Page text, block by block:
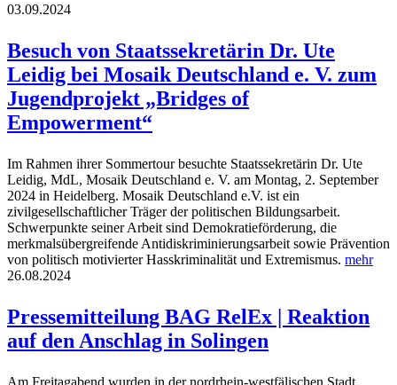
03.09.2024
Besuch von Staatssekretärin Dr. Ute
Leidig bei Mosaik Deutschland e. V. zum
Jugendprojekt „Bridges of
Empowerment“
Im Rahmen ihrer Sommertour besuchte Staatssekretärin Dr. Ute
Leidig, MdL, Mosaik Deutschland e. V. am Montag, 2. September
2024 in Heidelberg. Mosaik Deutschland e.V. ist ein
zivilgesellschaftlicher Träger der politischen Bildungsarbeit.
Schwerpunkte seiner Arbeit sind Demokratieförderung, die
merkmalsübergreifende Antidiskriminierungsarbeit sowie Prävention
von politisch motivierter Hasskriminalität und Extremismus. mehr
26.08.2024
Pressemitteilung BAG RelEx | Reaktion
auf den Anschlag in Solingen